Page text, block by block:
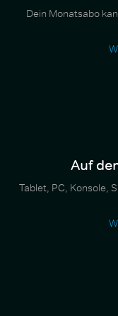
Dein Monatsabo
Auf
Tablet, PC, Konsole,